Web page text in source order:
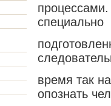
специально
время так
опознать